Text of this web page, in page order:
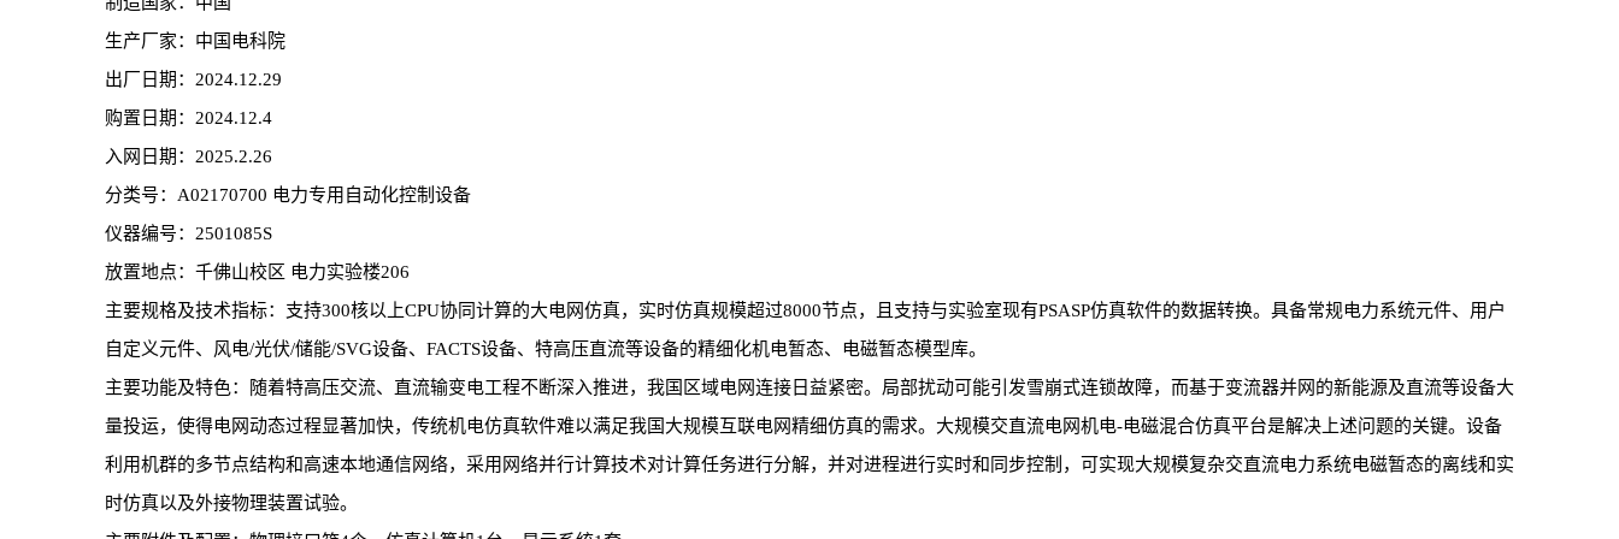
生产厂家：中国电科院
出厂日期：2024.12.29
购置日期：2024.12.4
入网日期：2025.2.26
分类号：A02170700 电力专用自动化控制设备
仪器编号：2501085S
放置地点：千佛山校区 电力实验楼206
主要规格及技术指标：支持300核以上CPU协同计算的大电网仿真，实时仿真规模超过8000节点，且支持与实验室现有PSASP仿真软件的数据转换。具备常规电力系统元件、用户
自定义元件、风电/光伏/储能/SVG设备、FACTS设备、特高压直流等设备的精细化机电暂态、电磁暂态模型库。
主要功能及特色：随着特高压交流、直流输变电工程不断深入推进，我国区域电网连接日益紧密。局部扰动可能引发雪崩式连锁故障，而基于变流器并网的新能源及直流等设备大
量投运，使得电网动态过程显著加快，传统机电仿真软件难以满足我国大规模互联电网精细仿真的需求。大规模交直流电网机电-电磁混合仿真平台是解决上述问题的关键。设备
利用机群的多节点结构和高速本地通信网络，采用网络并行计算技术对计算任务进行分解，并对进程进行实时和同步控制，可实现大规模复杂交直流电力系统电磁暂态的离线和实
时仿真以及外接物理装置试验。